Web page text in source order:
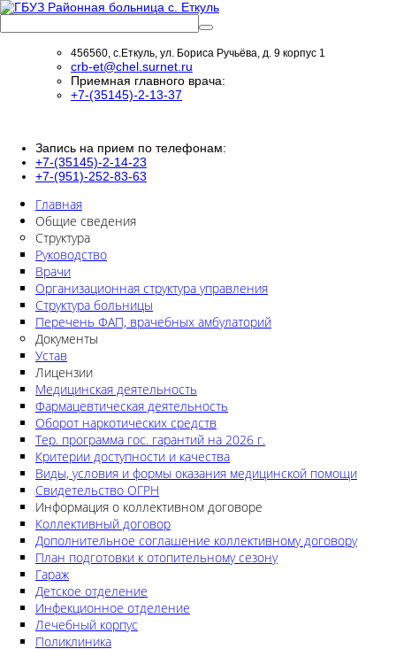
456560, с.Еткуль, ул. Бориса Ручьёва, д. 9 корпус 1
crb-et@chel.surnet.ru
Приемная главного врача:
+7-(35145)-2-13-37
Запись на прием по телефонам:
+7-(35145)-2-14-23
+7-(951)-252-83-63
Главная
Общие сведения
Структура
Руководство
Врачи
Организационная структура управления
Структура больницы
Перечень ФАП, врачебных амбулаторий
Документы
Устав
Лицензии
Медицинская деятельность
Фармацевтическая деятельность
Оборот наркотических средств
Тер. программа гос. гарантий на 2026 г.
Критерии доступности и качества
Виды, условия и формы оказания медицинской помощи
Свидетельство ОГРН
Информация о коллективном договоре
Коллективный договор
Дополнительное соглашение коллективному договору
План подготовки к отопительному сезону
Гараж
Детское отделение
Инфекционное отделение
Лечебный корпус
Поликлиника